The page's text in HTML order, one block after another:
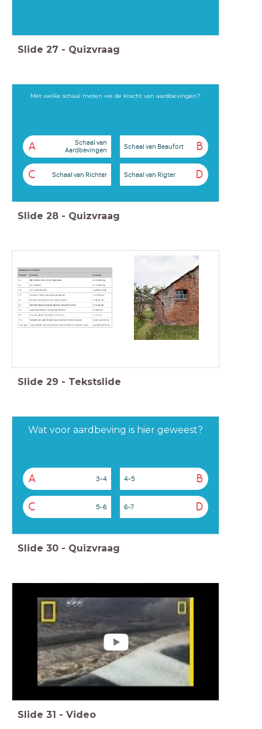
Slide 27 - Quizvraag
Met welke schaal meten we de kracht van aardbevingen?
A
Schaal van
Aardbevingen
B
Schaal van Beaufort
C Schaal van Richter D
Schaal van Rigter
Slide 28 - Quizvraag
Slide 29 - Tekstslide
Wat voor aardbeving is hier geweest?
A 3-4 B
4-5
C 5-6 D
6-7
Slide 30 - Quizvraag
Slide 31 - Video